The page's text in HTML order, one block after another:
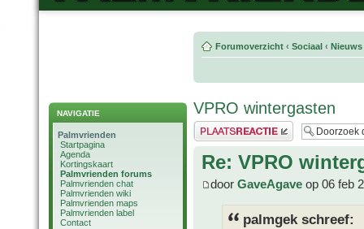
NAVIGATIE
Palmvrienden
Startpagina
Agenda
Kortingskaart
Palmvrienden forums
Palmvrienden chat
Palmvrienden wiki
Palmvrienden maps
Palmvrienden label
Contact
Forumoverzicht ‹ Sociaal ‹
VPRO wintergasten
Plaats een reactie
Re: VPRO
door GaveAgave op 06 feb
palmgek schreef: